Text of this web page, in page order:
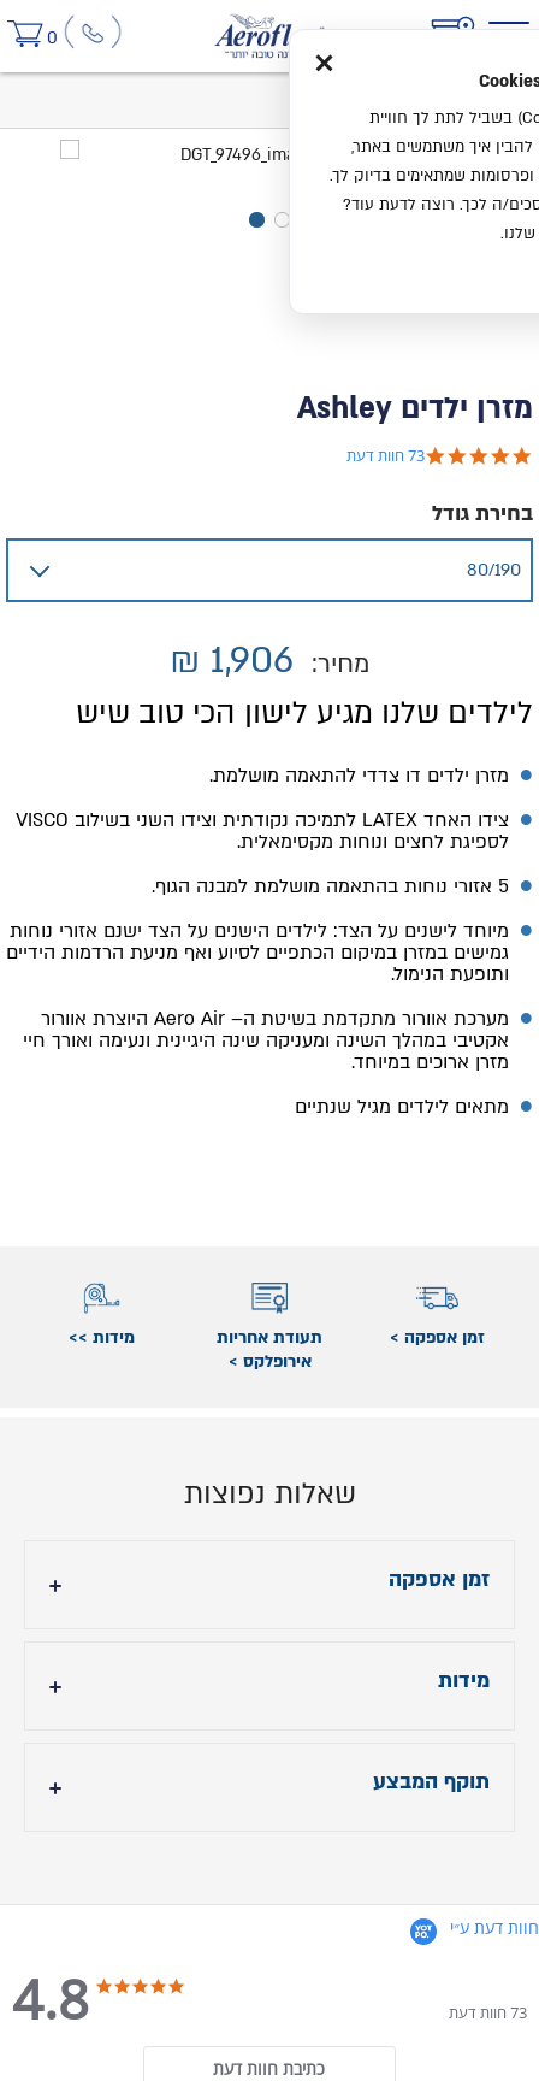
0
מזרן ילדים Ashley
4.8 star rating
73 חוות דעת
לילדים שלנו מגיע לישון הכי טוב שיש
מזרן ילדים דו צדדי להתאמה מושלמת.
צידו האחד LATEX לתמיכה נקודתית וצידו השני בשילוב VISCO
לספיגת לחצים ונוחות מקסימאלית.
5 אזורי נוחות בהתאמה מושלמת למבנה הגוף.
מיוחד לישנים על הצד: לילדים הישנים על הצד ישנם אזורי נוחות
גמישים במזרן במיקום הכתפיים לסיוע ואף מניעת הרדמות הידיים
ותופעת הנימול.
מערכת אוורור מתקדמת בשיטת ה– Aero Air היוצרת אוורור
אקטיבי במהלך השינה ומעניקה שינה היגיינית ונעימה ואורך חיי
מזרן ארוכים במיוחד.
מתאים לילדים מגיל שנתיים
בחירת גודל
מחיר: 1,906
₪
זמן אספקה >
תעודת אחריות
אירופלקס >
מידות >>
שאלות נפוצות
זמן אספקה
מידות
כ- 90X190/200
תוקף המבצע
חוות דעת ע״י
4.8
4.8 star rating
73 חוות דעת
כתיבת חוות דעת
×
אנחנו משתמשים בעוגיות (Cookies) בשביל לתת לך חוויית
להבין איך משתמשים באתר,
שמתאימים בדיוק לך.
ה לכך. רוצה לדעת עוד?